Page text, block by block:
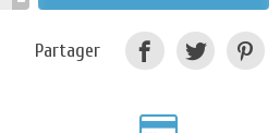
Partager